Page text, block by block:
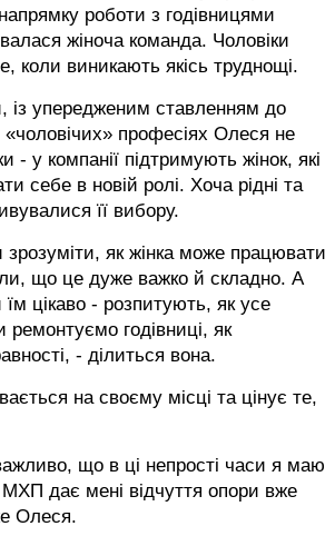
роботи з годівницями
жіноча команда. Чоловіки
коли виникають якісь труднощі.
із упередженим ставленням до
«чоловічих» професіях Олеся не
- у компанії підтримують жінок, які
себе в новій ролі. Хоча рідні та
її вибору.
зрозуміти, як жінка може працювати
що це дуже важко й складно. А
цікаво - розпитують, як усе
годівниці, як
- ділиться вона.
на своєму місці та цінує те,
що в ці непрості часи я маю
МХП дає мені відчуття опори вже
Олеся.